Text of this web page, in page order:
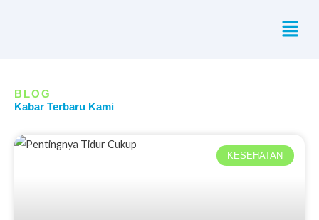
Menu
BLOG
Kabar Terbaru Kami
KESEHATAN